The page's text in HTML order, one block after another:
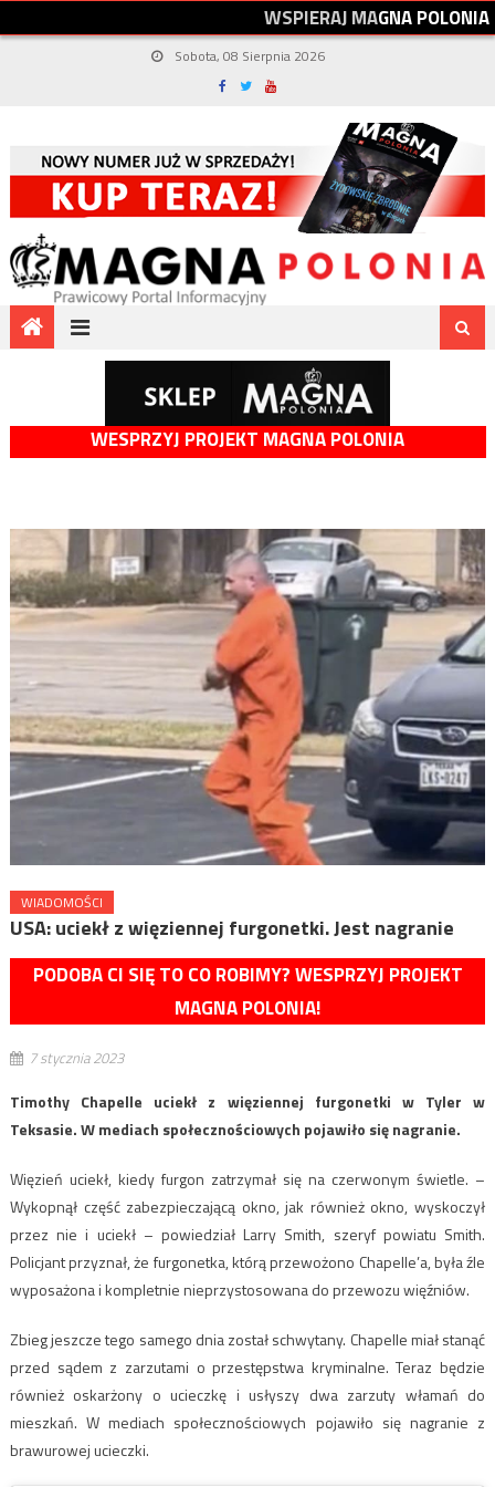
WSPIERAJMAGNAPOLONIA
Sobota, 08 Sierpnia 2026
WESPRZYJ PROJEKT MAGNA POLONIA
WIADOMOŚCI
USA: uciekł z więziennej furgonetki. Jest nagranie
PODOBA CI SIĘ TO CO ROBIMY? WESPRZYJ PROJEKT
MAGNA POLONIA!
7 stycznia 2023
Timothy Chapelle uciekł z więziennej furgonetki w Tyler w
Teksasie. W mediach społecznościowych pojawiło się nagranie.
Więzień uciekł, kiedy furgon zatrzymał się na czerwonym świetle. –
Wykopnął część zabezpieczającą okno, jak również okno, wyskoczył
przez nie i uciekł – powiedział Larry Smith, szeryf powiatu Smith.
Policjant przyznał, że furgonetka, którą przewożono Chapelle’a, była źle
wyposażona i kompletnie nieprzystosowana do przewozu więźniów.
Zbieg jeszcze tego samego dnia został schwytany. Chapelle miał stanąć
przed sądem z zarzutami o przestępstwa kryminalne. Teraz będzie
również oskarżony o ucieczkę i usłyszy dwa zarzuty włamań do
mieszkań. W mediach społecznościowych pojawiło się nagranie z
brawurowej ucieczki.